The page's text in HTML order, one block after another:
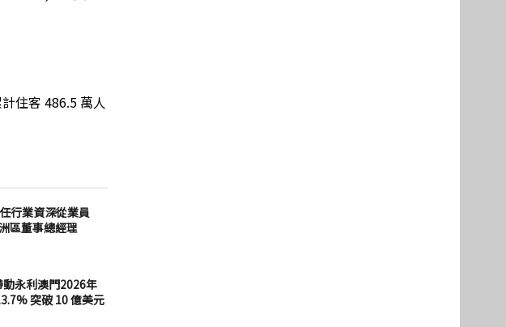
住客 486.5 萬人
行業資深從業員
區董事總經理
永利澳門2026年
突破 10 億美元